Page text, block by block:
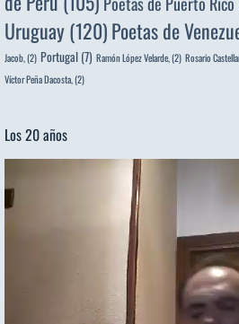
Uruguay(120)Poetas de
Jacob, (2) Portugal (7) Ramón López Velarde, (2) Rosario
Víctor Peña Dacosta, (2)
Los 20 años
de
vídeo